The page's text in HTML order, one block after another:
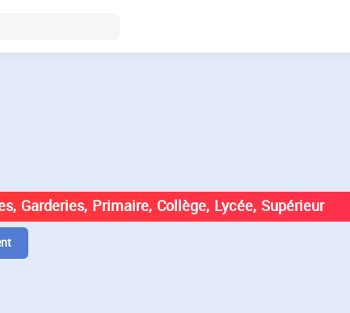
Garderies, Primaire, Collège, Lycée, Supérieur